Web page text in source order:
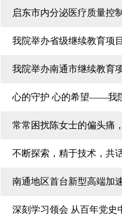
启东市内分泌医疗质量控
我院举办省级继续教育项
我院举办南通市继续教育
心的守护 心的希望——我
常常困扰陈女士的偏头痛
不断探索，精于技术，共
南通地区首台新型高端加
深刻学习领会 从百年党史